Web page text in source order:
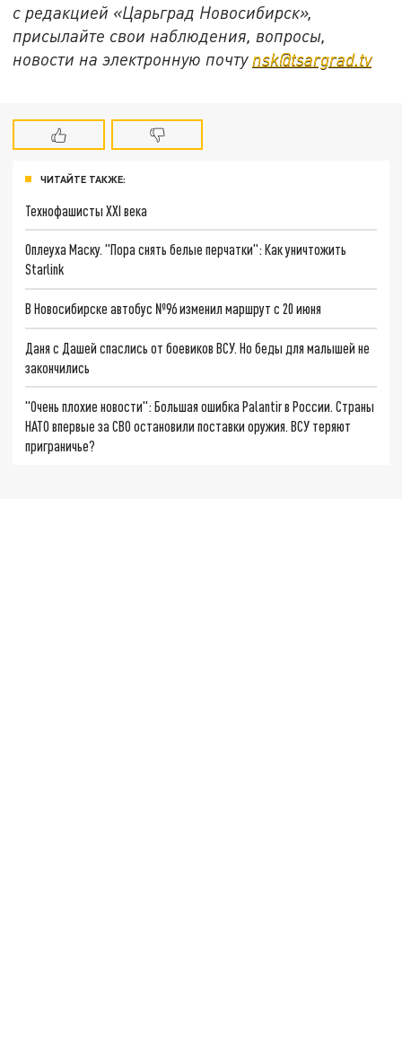
с редакцией «Царьград Новосибирск»,
присылайте свои наблюдения, вопросы,
новости на электронную почту nsk@tsargrad.tv
ЧИТАЙТЕ ТАКЖЕ:
Технофашисты XXI века
Оплеуха Маску. "Пора снять белые перчатки": Как уничтожить
Starlink
В Новосибирске автобус №96 изменил маршрут с 20 июня
Даня с Дашей спаслись от боевиков ВСУ. Но беды для малышей не
закончились
"Очень плохие новости": Большая ошибка Palantir в России. Страны
НАТО впервые за СВО остановили поставки оружия. ВСУ теряют
приграничье?